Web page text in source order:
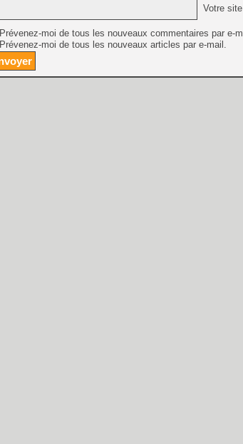
Votre
Prévenez-moi de tous les nouveaux commentaires par e-
Prévenez-moi de tous les nouveaux articles par e-mail.